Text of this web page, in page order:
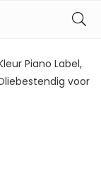
Piano Label,
voor